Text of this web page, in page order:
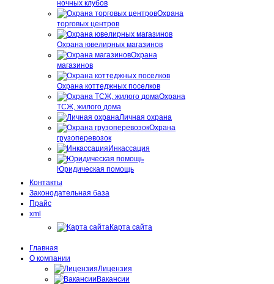
ночных клубов
Охрана
торговых центров
Охрана ювелирных магазинов
Охрана
магазинов
Охрана коттеджных поселков
Охрана
ТСЖ, жилого дома
Личная охрана
Охрана
грузоперевозок
Инкассация
Юридическая помощь
Контакты
Законодательная база
Прайс
xml
Карта сайта
Главная
О компании
Лицензия
Вакансии